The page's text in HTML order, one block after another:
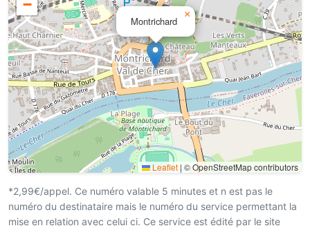
Montrichard
×
−
Leaflet | © OpenStreetMap contributors
*2,99€/appel. Ce numéro valable 5 minutes et n est pas le
numéro du destinataire mais le numéro du service permettant la
mise en relation avec celui ci. Ce service est édité par le site